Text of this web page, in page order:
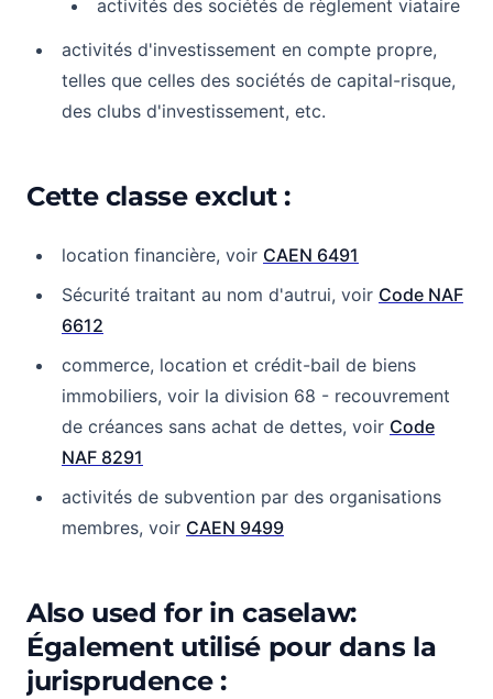
activités des sociétés de règlement viataire
activités d'investissement en compte propre,
telles que celles des sociétés de capital-risque,
des clubs d'investissement, etc.
Cette classe exclut :
location financière, voir CAEN 6491
Sécurité traitant au nom d'autrui, voir Code NAF
6612
commerce, location et crédit-bail de biens
immobiliers, voir la division 68 - recouvrement
de créances sans achat de dettes, voir Code
NAF 8291
activités de subvention par des organisations
membres, voir CAEN 9499
Also used for in caselaw:
Également utilisé pour dans la
jurisprudence :